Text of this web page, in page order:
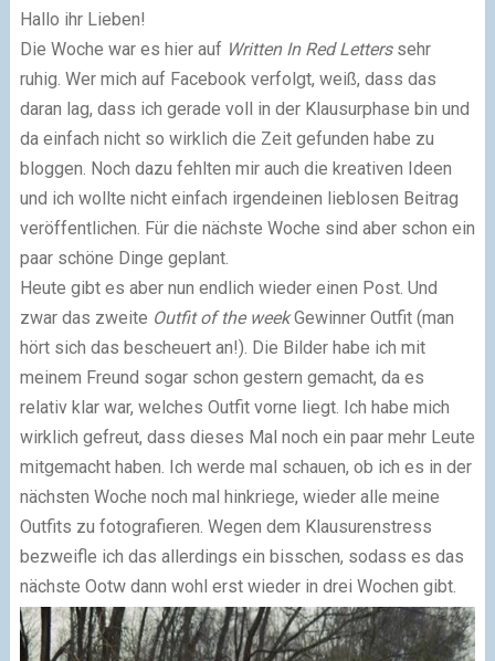
Hallo ihr Lieben!
Die Woche war es hier auf Written In Red Letterssehr
ruhig. Wer mich auf Facebook verfolgt, weiß, dass das
daran lag, dass ich gerade voll in der Klausurphase bin und
da einfach nicht so wirklich die Zeit gefunden habe zu
bloggen. Noch dazu fehlten mir auch die kreativen Ideen
und ich wollte nicht einfach irgendeinen lieblosen Beitrag
veröffentlichen. Für die nächste Woche sind aber schon ein
paar schöne Dinge geplant.
Heute gibt es aber nun endlich wieder einen Post. Und
zwar das zweite Outfit of the weekGewinner Outfit (man
hört sich das bescheuert an!). Die Bilder habe ich mit
meinem Freund sogar schon gestern gemacht, da es
relativ klar war, welches Outfit vorne liegt. Ich habe mich
wirklich gefreut, dass dieses Mal noch ein paar mehr Leute
mitgemacht haben. Ich werde mal schauen, ob ich es in der
nächsten Woche noch mal hinkriege, wieder alle meine
Outfits zu fotografieren. Wegen dem Klausurenstress
bezweifle ich das allerdings ein bisschen, sodass es das
nächste Ootw dann wohl erst wieder in drei Wochen gibt.